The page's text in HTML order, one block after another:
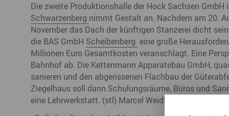
Geografie
Der Erzgebirgskreis
Städte im Erzgebirge
Erzgebirgskrimi
Fakten
Podcast „hERZschlag“
Botschafterveranstaltungen
Die zweite Produktionshalle der Hock Sachsen GmbH
Schwarzenberg nimmt Gestalt an. Nachdem am 20.
November das Dach der künftigen Stanzerei dicht
die BAS GmbH Scheibenberg eine große
Millionen Euro Gesamtkosten veranschlagt. Eine
Bahnhof ab. Die Kettenmann Apparatebau GmbH,
sanieren und den abgerissenen Flachbau der
Ziegelhaus soll dann Schulungsräume, Büros und
eine Lehrwerkstatt. (stl) Marcel Weidlich